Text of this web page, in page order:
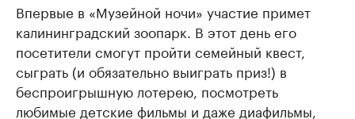
Впервые в «Музейной ночи» участие примет
калининградский зоопарк. В этот день его
посетители смогут пройти семейный квест,
сыграть (и обязательно выиграть приз!) в
беспроигрышную лотерею, посмотреть
любимые детские фильмы и даже диафильмы,